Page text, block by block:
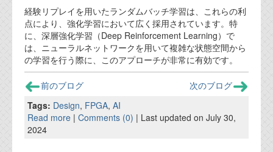
経験リプレイを用いたランダムバッチ学習は、これらの利
点により、強化学習において広く採用されています。特
に、深層強化学習（Deep Reinforcement Learning）で
は、ニューラルネットワークを用いて複雑な状態空間から
の学習を行う際に、このアプローチが非常に有効です。
前のブログ
次のブログ
Tags: Design, FPGA, AI
Read more | Comments (0) | Last updated on July 30,
2024